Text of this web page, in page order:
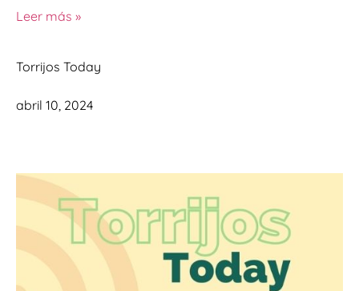
Leer más »
Torrijos Today
abril 10, 2024